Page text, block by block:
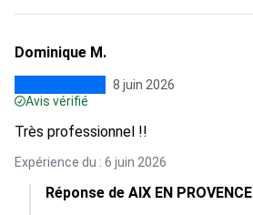
Dominique M.
8 juin 2026
Avis vérifié
Très professionnel !!
Expérience du : 6 juin 2026
Réponse de AIX EN PROVENCE